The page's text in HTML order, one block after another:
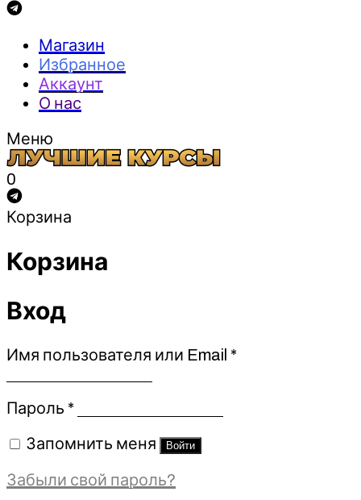
Магазин
Избранное
Аккаунт
О нас
Меню
0
Корзина
Корзина
Вход
Имя пользователя или Email *Обязательно
Пароль *Обязательно
Запомнить меня Войти
Забыли свой пароль?